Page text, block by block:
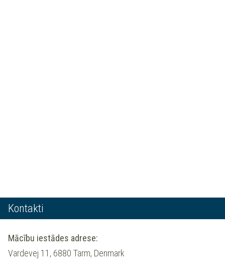
Kontakti
Mācību iestādes adrese:
Vardevej 11, 6880 Tarm, Denmark